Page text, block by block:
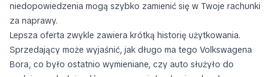
niedopowiedzenia mogą szybko zamienić się w Twoje rachunki
za naprawy.
Lepsza oferta zwykle zawiera krótką historię użytkowania.
Sprzedający może wyjaśnić, jak długo ma tego Volkswagena
Bora, co było ostatnio wymieniane, czy auto służyło do